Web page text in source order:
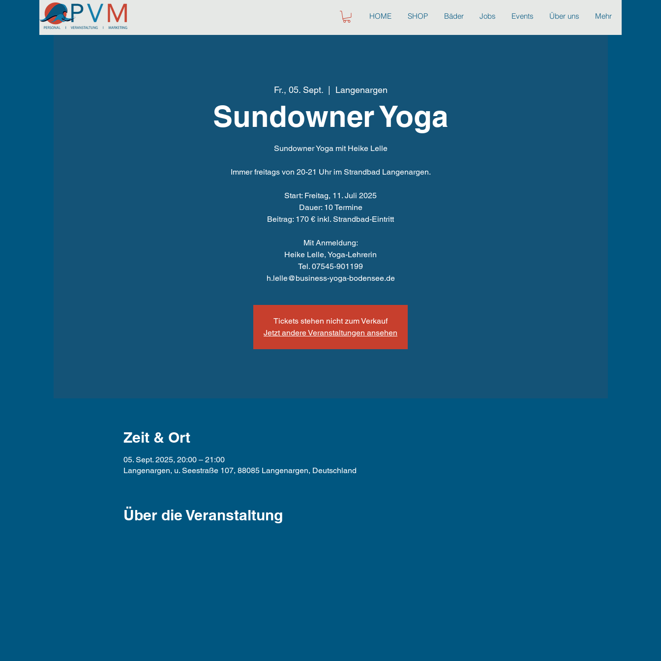
HOME SHOP Bäder Jobs Events Über uns Mehr
Fr., 05. Sept.
  |
Langenargen
Sundowner Yoga
Sundowner Yoga mit Heike Lelle
Immer freitags von 20-21 Uhr im Strandbad Langenargen.
Start: Freitag, 11. Juli 2025
Dauer: 10 Termine
Beitrag: 170 € inkl. Strandbad-Eintritt
Mit Anmeldung:
Heike Lelle, Yoga-Lehrerin
Tel. 07545-901199
h.lelle@business-yoga-bodensee.de
Tickets stehen nicht zum Verkauf
Jetzt andere Veranstaltungen ansehen
Zeit & Ort
05. Sept. 2025, 20:00 – 21:00
Langenargen, u. Seestraße 107, 88085 Langenargen, Deutschland
Über die Veranstaltung